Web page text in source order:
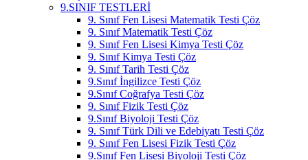
9.SINIF TESTLERİ
9. Sınıf Fen Lisesi Matematik Testi Çöz
9. Sınıf Matematik Testi Çöz
9. Sınıf Fen Lisesi Kimya Testi Çöz
9. Sınıf Kimya Testi Çöz
9. Sınıf Tarih Testi Çöz
9.Sınıf İngilizce Testi Çöz
9.Sınıf Coğrafya Testi Çöz
9. Sınıf Fizik Testi Çöz
9.Sınıf Biyoloji Testi Çöz
9. Sınıf Türk Dili ve Edebiyatı Testi Çöz
9. Sınıf Fen Lisesi Fizik Testi Çöz
9.Sınıf Fen Lisesi Biyoloji Testi Çöz